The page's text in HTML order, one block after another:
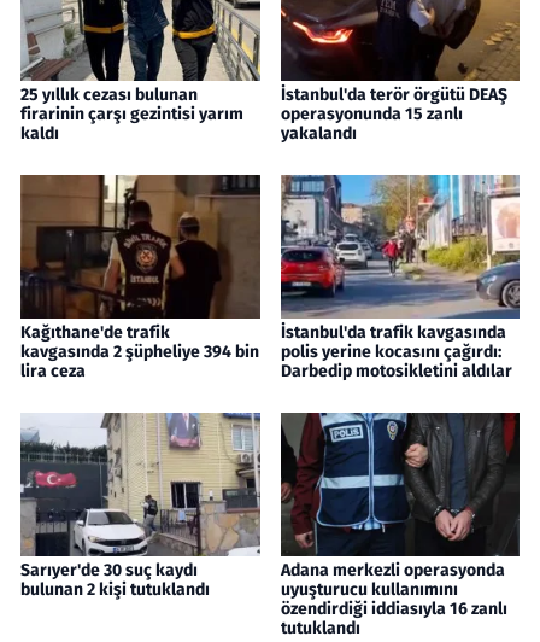
25 yıllık cezası bulunan
firarinin çarşı gezintisi yarım
kaldı
İstanbul'da terör örgütü DEAŞ
operasyonunda 15 zanlı
yakalandı
Kağıthane'de trafik
kavgasında 2 şüpheliye 394 bin
lira ceza
İstanbul'da trafik kavgasında
polis yerine kocasını çağırdı:
Darbedip motosikletini aldılar
Sarıyer'de 30 suç kaydı
bulunan 2 kişi tutuklandı
Adana merkezli operasyonda
uyuşturucu kullanımını
özendirdiği iddiasıyla 16 zanlı
tutuklandı